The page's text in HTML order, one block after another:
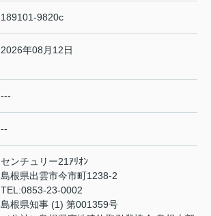
189101-9820c
2026年08月12日
---
--
センチュリー21ｱﾘｵﾝ
島根県出雲市今市町1238-2
TEL:0853-23-0002
島根県知事 (1) 第001359号